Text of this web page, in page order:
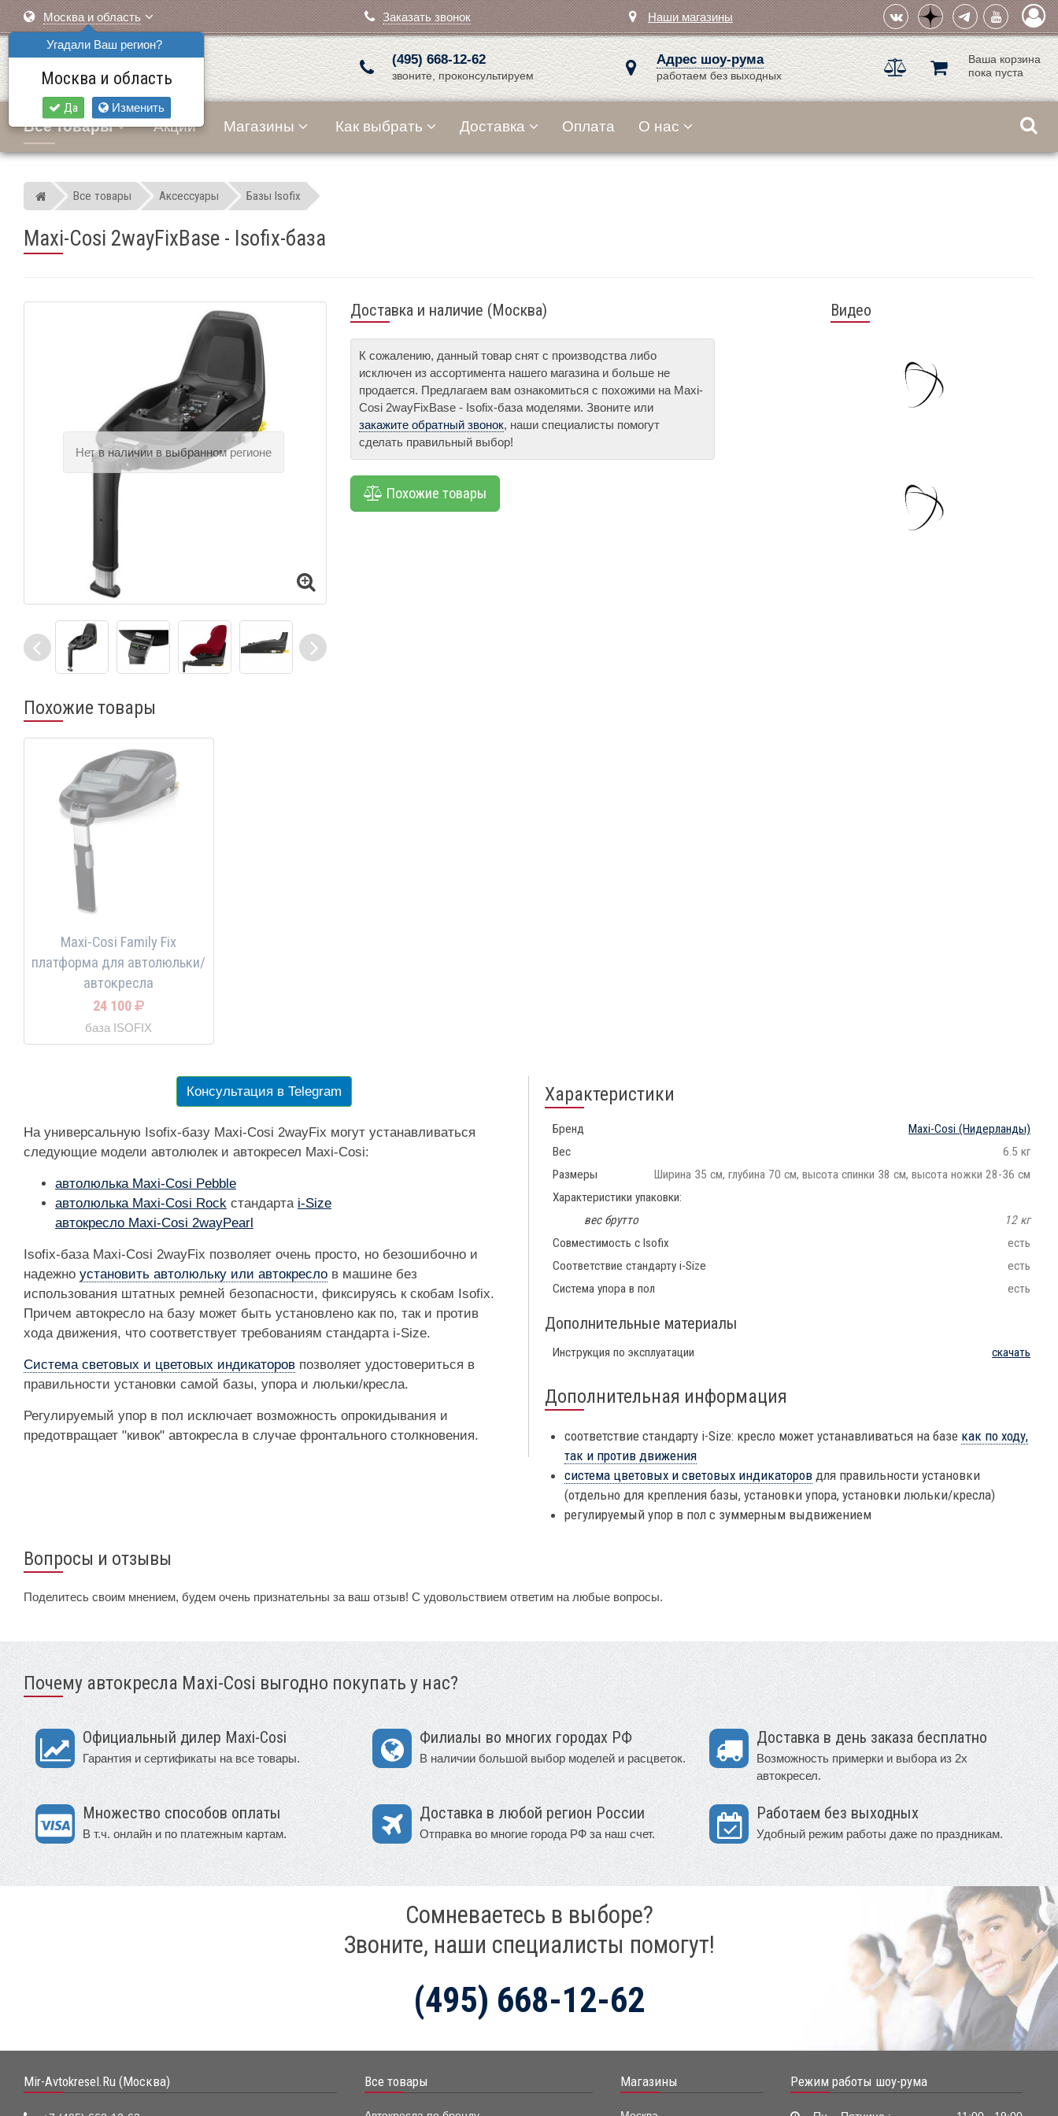
Москва и область
Угадали Ваш регион?
Москва и область
Да Изменить
Заказать звонок Наши магазины
(495) 668-12-62
звоните, проконсультируем
Адрес шоу-рума
работаем без выходных
Ваша корзина
пока пуста
Все товары Акции Магазины Как выбрать Доставка Оплата О нас
Мир детских автокресел
Все товары Аксессуары Базы Isofix
Maxi-Cosi 2wayFixBase - Isofix-база
Доставка и наличие (Москва)
К сожалению, данный товар снят с производства либо
исключен из ассортимента нашего магазина и больше не
продается. Предлагаем вам ознакомиться с похожими на Maxi-
Cosi 2wayFixBase - Isofix-база моделями. Звоните или
закажите обратный звонок, наши специалисты помогут
сделать правильный выбор!
Похожие товары
Видео
Похожие товары
Maxi-Cosi Family Fix
платформа для автолюльки/
автокресла
24 100
база ISOFIX
Консультация в Telegram
На универсальную Isofix-базу Maxi-Cosi 2wayFix могут устанавливаться
следующие модели автолюлек и автокресел Maxi-Cosi:
автолюлька Maxi-Cosi Pebble
автолюлька Maxi-Cosi Rock стандарта i-Size
автокресло Maxi-Cosi 2wayPearl
Isofix-база Maxi-Cosi 2wayFix позволяет очень просто, но безошибочно и
надежно установить автолюльку или автокресло в машине без
использования штатных ремней безопасности, фиксируясь к скобам Isofix.
Причем автокресло на базу может быть установлено как по, так и против
хода движения, что соответствует требованиям стандарта i-Size.
Система световых и цветовых индикаторов позволяет удостовериться в
правильности установки самой базы, упора и люльки/кресла.
Регулируемый упор в пол исключает возможность опрокидывания и
предотвращает "кивок" автокресла в случае фронтального столкновения.
Характеристики
Бренд Maxi-Cosi (Нидерланды)
Вес
6.5 кг
Размеры
Ширина 35 см, глубина 70 см, высота спинки 38 см, высота ножки 28-36 см
Характеристики упаковки:
вес брутто
12 кг
Совместимость с Isofix
есть
Соответствие стандарту i-Size
есть
Система упора в пол
есть
Дополнительные материалы
Инструкция по эксплуатации скачать
Дополнительная информация
соответствие стандарту i-Size: кресло может устанавливаться на базе как по ходу,
так и против движения
система цветовых и световых индикаторов для правильности установки
(отдельно для крепления базы, установки упора, установки люльки/кресла)
регулируемый упор в пол с зуммерным выдвижением
Вопросы и отзывы
Поделитесь своим мнением, будем очень признательны за ваш отзыв! С удовольствием ответим на любые вопросы.
Почему автокресла Maxi-Cosi выгодно покупать у нас?
Официальный дилер Maxi-Cosi
Гарантия и сертификаты на все товары.
Филиалы во многих городах РФ
В наличии большой выбор моделей и расцветок.
Доставка в день заказа бесплатно
Возможность примерки и выбора из 2х
автокресел.
Множество способов оплаты
В т.ч. онлайн и по платежным картам.
Доставка в любой регион России
Отправка во многие города РФ за наш счет.
Работаем без выходных
Удобный режим работы даже по праздникам.
Сомневаетесь в выборе?
Звоните, наши специалисты помогут!
(495) 668-12-62
Mir-Avtokresel.Ru (Москва) Все товары Магазины Режим работы шоу-рума